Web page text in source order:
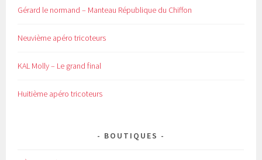
Gérard le normand – Manteau République du Chiffon
Neuvième apéro tricoteurs
KAL Molly – Le grand final
Huitième apéro tricoteurs
BOUTIQUES